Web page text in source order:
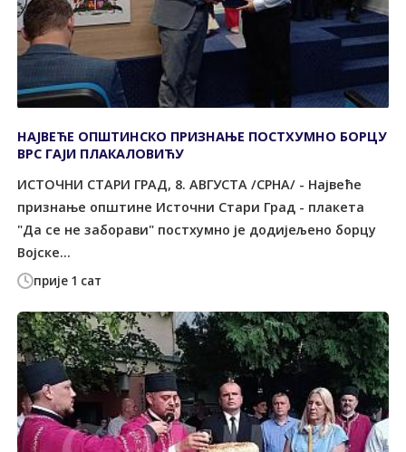
прије 1 сат
НАЈВЕЋЕ ОПШТИНСКО ПРИЗНАЊЕ ПОСТХУМНО БОРЦУ
ВРС ГАЈИ ПЛАКАЛОВИЋУ
ИСТОЧНИ СТАРИ ГРАД, 8. АВГУСТА /СРНА/ - Највеће
признање општине Источни Стари Град - плакета
"Да се не заборави" постхумно је додијељено борцу
Војске...